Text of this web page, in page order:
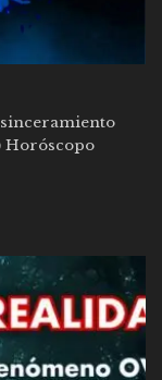
Horóscopo